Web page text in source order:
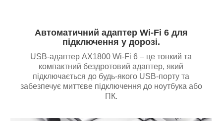
Автоматичний адаптер Wi-Fi 6 для
підключення у дорозі.
USB-адаптер AX1800 Wi-Fi 6 – це тонкий та
компактний бездротовий адаптер, який
підключається до будь-якого USB-порту та
забезпечує миттєве підключення до ноутбука або
ПК.